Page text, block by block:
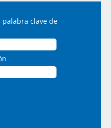
palabra clave de